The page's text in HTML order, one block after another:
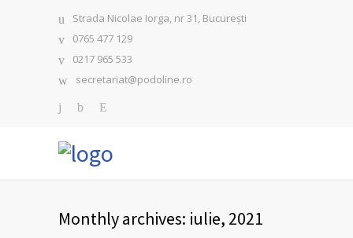
Strada Nicolae Iorga, nr 31, București
0765 477 129
0217 965 533
secretariat@podoline.ro
Monthly archives: iulie, 2021